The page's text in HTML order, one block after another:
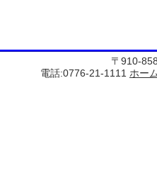
〒910-
電話:0776-21-1111 ホー